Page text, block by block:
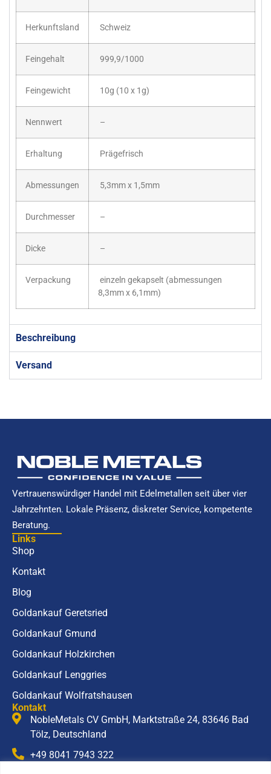
Herkunftsland Schweiz
Feingehalt 999,9/1000
Feingewicht 10g (10 x 1g)
Nennwert –
Erhaltung Prägefrisch
Abmessungen 5,3mm x 1,5mm
Durchmesser –
Dicke –
Verpackung
einzeln gekapselt (abmessungen
8,3mm x 6,1mm)
Beschreibung
Versand
Vertrauenswürdiger Handel mit Edelmetallen seit über vier
Jahrzehnten. Lokale Präsenz, diskreter Service, kompetente
Beratung.
Links
Shop
Kontakt
Blog
Goldankauf Geretsried
Goldankauf Gmund
Goldankauf Holzkirchen
Goldankauf Lenggries
Goldankauf Wolfratshausen
Kontakt
NobleMetals CV GmbH, Marktstraße 24, 83646 Bad
Tölz, Deutschland
+49 8041 7943 322